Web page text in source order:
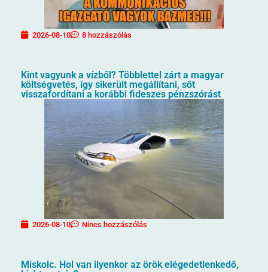
2026-08-10 8 hozzászólás
Kint vagyunk a vízből? Többlettel zárt a magyar
költségvetés, így sikerült megállítani, sőt
visszafordítani a korábbi fideszes pénzszórást
2026-08-10 Nincs hozzászólás
Miskolc. Hol van ilyenkor az örök elégedetlenkedő,